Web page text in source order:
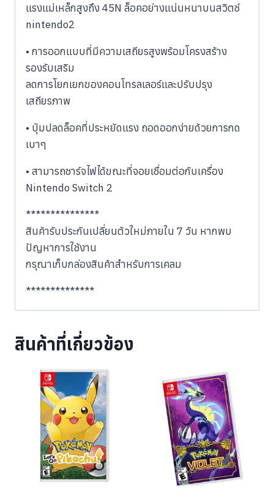
แรงแม่เหล็กสูงถึง 45N ล็อคอย่างแน่นหนาบนสวิตช์
nintendo2
• การออกแบบที่มีความเสถียรสูงพร้อมโครงสร้าง
รองรับเสริม
ลดการโยกเยกของคอนโทรลเลอร์และปรับปรุง
เสถียรภาพ
• ปุ่มปลดล็อคที่ประหยัดแรง ถอดออกง่ายด้วยการกด
เบาๆ
• สามารถชาร์จไฟได้ขณะที่จอยเชื่อมต่อกับเครื่อง
Nintendo Switch 2
***************
สินค้ารับประกันเปลี่ยนตัวใหม่ภายใน 7 วัน หากพบ
ปัญหาการใช้งาน
กรุณาเก็บกล่องสินค้าสำหรับการเคลม
**************
สินค้าที่เกี่ยวข้อง